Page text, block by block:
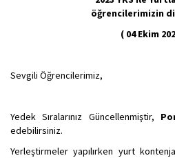
öğrencilerimizin
( 04 Ekim
Sevgili Öğrencilerimiz,
Yedek Sıralarınız Güncellenmiştir,
edebilirsiniz.
Yerleştirmeler yapılırken yurt